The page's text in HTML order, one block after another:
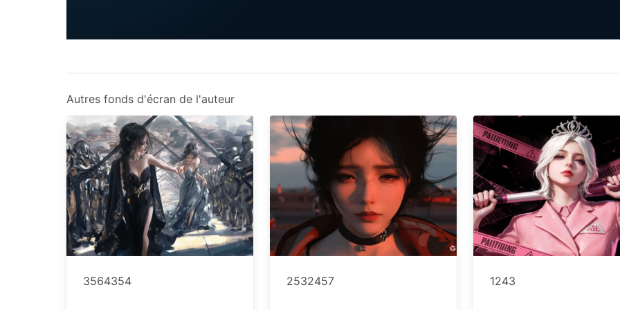
Autres fonds d'écran de l'auteur
3564354 2532457 1243